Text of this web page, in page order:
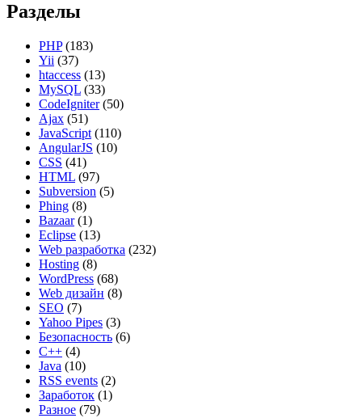
Разделы
PHP(183)
Yii (37)
htaccess (13)
MySQL (33)
CodeIgniter(50)
Ajax (51)
JavaScript (110)
AngularJS (10)
CSS (41)
HTML (97)
Subversion (5)
Phing (8)
Bazaar(1)
Eclipse (13)
Web разработка (232)
Hosting (8)
WordPress (68)
Web дизайн (8)
SEO (7)
Yahoo Pipes (3)
Безопасность (6)
C++ (4)
Java (10)
RSS events (2)
Заработок (1)
Разное (79)